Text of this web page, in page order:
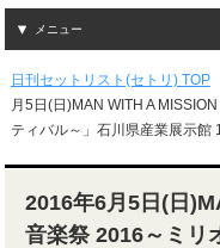
メニュー
日刊セットリスト(セトリ) TOP
月5日(日)MAN WITH A
ティバル～」石川県産業展示館
2016年6月5日(日
音楽祭 2016～ミリ